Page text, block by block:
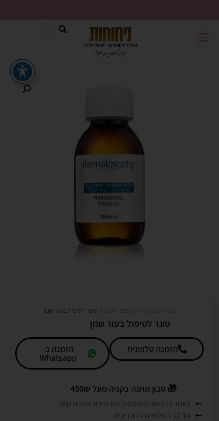
משלוח חינם בכל קנייה מעל 199₪
עמוד הבית / דרמלוסופי אקנה / טונר לטיפול בעור שמן
טונר לטיפול בעור שמן
הזמנה טלפונית הזמנה ב-
Whatsapp
🎁 סבון מתנה בקניה מעל 450₪
לאחר הרכישה קוסמטיקאית תיצור עמכם קשר
עד 12 תשלומים ללא ריבית